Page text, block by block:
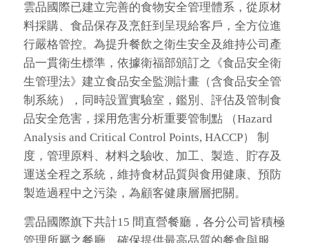
雲品國際已建立完善的食物安全管理體系，從原材
料採購、食品保存及烹飪到呈現給客戶，全方位進
行嚴格管控。為提升餐飲之衛生安全及維持公司產
品一貫衛生標準，依據衛福部頒訂之《食品安全衛
生管理法》建立食品安全監測計畫（含食品安全管
制系統），同時設置實驗室，鑑別、評估及管制食
品安全危害，採用危害分析重要管制點 （Hazard
Analysis and Critical Control Points, HACCP） 制
度，管理原料、材料之驗收、加工、製造、貯存及
運送全程之系統，維持食材品質與食用健康、預防
製造過程中之污染，為顧客健康層層把關。
雲品國際旗下共計15 間直營餐廳，各分公司皆積極